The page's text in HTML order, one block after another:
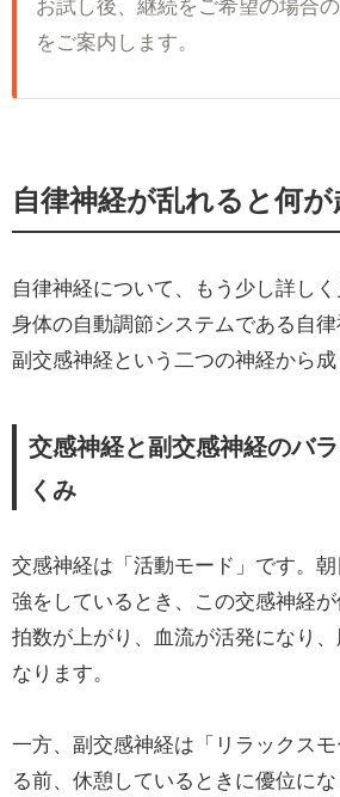
をご案内します。
自律神経が乱れると何
自律神経について、もう少し詳しく
身体の自動調節システムである自
副交感神経という二つの神経から成
交感神経と副交感神経のバ
くみ
交感神経は「活動モード」です。
強をしているとき、この交感神経
拍数が上がり、血流が活発になり
なります。
一方、副交感神経は「リラックス
る前、休憩しているときに優位に